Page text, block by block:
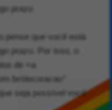
prazo
pense que você está
prazo. Por isso, o
de <a
decoracao"
seja possível você